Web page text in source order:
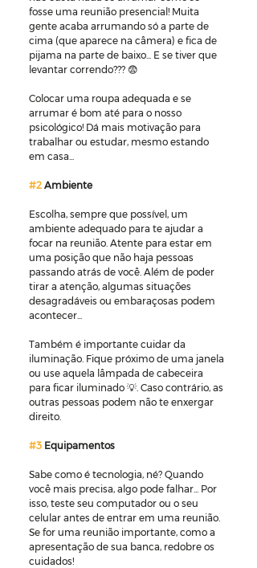
fosse uma reunião presencial! Muita
gente acaba arrumando só a parte de
cima (que aparece na câmera) e fica de
pijama na parte de baixo... E se tiver que
levantar correndo??? 😨
Colocar uma roupa adequada e se
arrumar é bom até para o nosso
psicológico! Dá mais motivação para
trabalhar ou estudar, mesmo estando
em casa...
#2 Ambiente
Escolha, sempre que possível, um
ambiente adequado para te ajudar a
focar na reunião. Atente para estar em
uma posição que não haja pessoas
passando atrás de você. Além de poder
tirar a atenção, algumas situações
desagradáveis ou embaraçosas podem
acontecer...
Também é importante cuidar da
iluminação. Fique próximo de uma janela
ou use aquela lâmpada de cabeceira
para ficar iluminado 💡. Caso contrário, as
outras pessoas podem não te enxergar
direito.
#3 Equipamentos
Sabe como é tecnologia, né? Quando
você mais precisa, algo pode falhar... Por
isso, teste seu computador ou o seu
celular antes de entrar em uma reunião.
Se for uma reunião importante, como a
apresentação de sua banca, redobre os
cuidados!